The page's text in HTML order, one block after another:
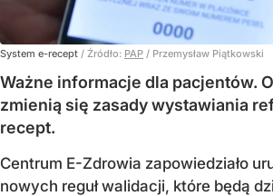
System e-recept / Źródło: PAP / Przemysław Piątkowski
Ważne informacje dla pacjentów.
zmienią się zasady wystawiania
recept.
Centrum E-Zdrowia zapowiedziało
nowych reguł walidacji, które będą